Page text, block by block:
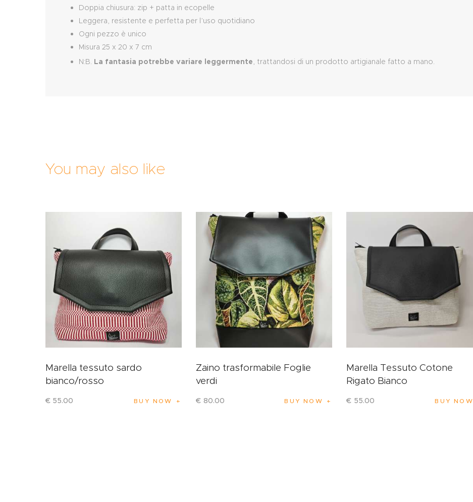
Doppia chiusura: zip + patta in ecopelle
Leggera, resistente e perfetta per l’uso quotidiano
Ogni pezzo è unico
Misura 25 x 20 x 7 cm
N:B. La fantasia potrebbe variare leggermente, trattandosi di un prodotto artigianale fatto a mano.
You may also like
Marella tessuto sardo
bianco/rosso
€ 55.00 BUY NOW
Zaino trasformabile Foglie
verdi
€ 80.00 BUY NOW
Marella Tessuto Cotone
Rigato Bianco
€ 55.00 BUY NOW